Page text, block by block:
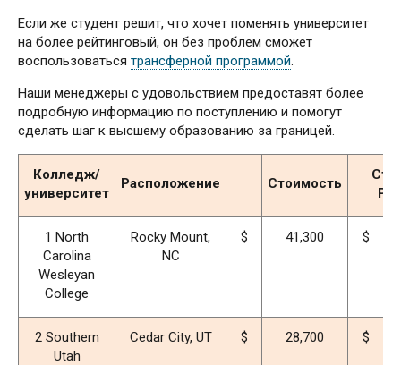
Если же студент решит, что хочет поменять университет
на более рейтинговый, он без проблем сможет
воспользоваться трансферной программой.
Наши менеджеры с удовольствием предоставят более
подробную информацию по поступлению и помогут
сделать шаг к высшему образованию за границей.
Колледж/
университет
Расположение Стоимость
1 North
Carolina
Wesleyan
College
Rocky Mount,
NC
$ 41,300 $
2 Southern
Utah
Cedar City, UT $ 28,700 $